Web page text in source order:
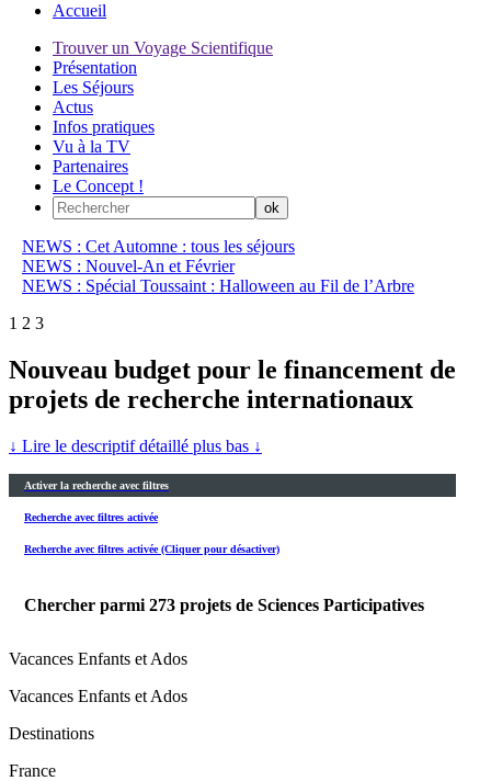
Accueil
Trouver un Voyage Scientifique
Présentation
Les Séjours
Actus
Infos pratiques
Vu à la TV
Partenaires
Le Concept !
NEWS : Cet Automne : tous les séjours
NEWS : Nouvel-An et Février
NEWS : Spécial Toussaint : Halloween au Fil de l’Arbre
1 2 3
Nouveau budget pour le financement de
projets de recherche internationaux
↓ Lire le descriptif détaillé plus bas ↓
Activer la recherche avec filtres
Recherche avec filtres activée
Recherche avec filtres activée (Cliquer pour désactiver)
Chercher parmi 273 projets de Sciences Participatives
Vacances Enfants et Ados
Vacances Enfants et Ados
Destinations
France